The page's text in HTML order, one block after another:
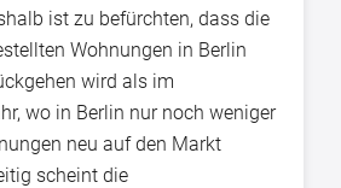
ist zu befürchten, dass die
Wohnungen in Berlin
wird als im
wo in Berlin nur noch weniger
neu auf den Markt
scheint die